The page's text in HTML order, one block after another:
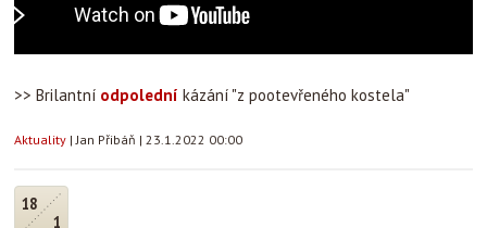
>> Brilantní odpolední kázání "z pootevřeného kostela"
Aktuality |Jan Přibáň | 23.1.2022 00:00
18
1